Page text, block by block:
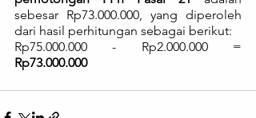
sebesar Rp73.000.000, yang diperoleh
dari hasil perhitungan sebagai berikut:
Rp73.000.000